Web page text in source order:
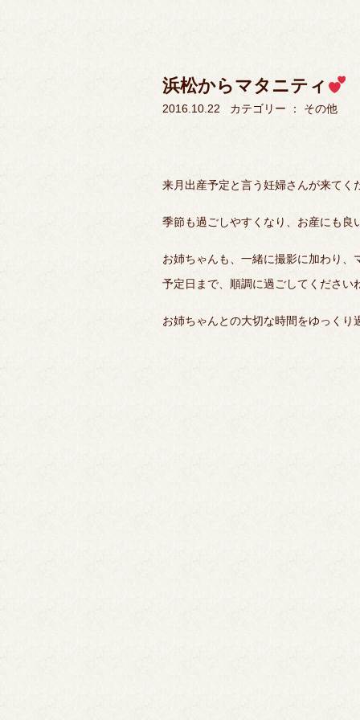
浜松からマタニティ
2016.10.22 カテゴリー ： その他
来月出産予定と言う妊婦さんが来てく
季節も過ごしやすくなり、お産にも良
お姉ちゃんも、一緒に撮影に加わり
予定日まで、順調に過ごしてください
お姉ちゃんとの大切な時間をゆっく